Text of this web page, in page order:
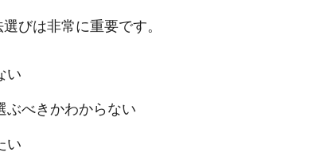
びは非常に重要です。
い
ぶべきかわからない
い